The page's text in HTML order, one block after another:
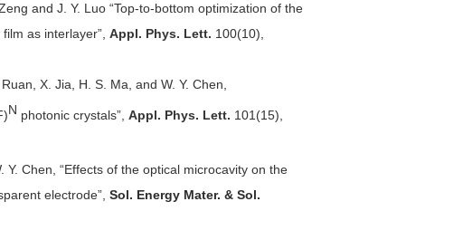
and J. Y. Luo “Top-to-bottom optimization of the
as interlayer”, Appl. Phys. Lett. 100(10),
X. Jia, H. S. Ma, and W. Y. Chen,
N photonic crystals”, Appl. Phys. Lett. 101(15),
Y. Chen, “Effects of the optical microcavity on the
electrode”, Sol. Energy Mater. & Sol.